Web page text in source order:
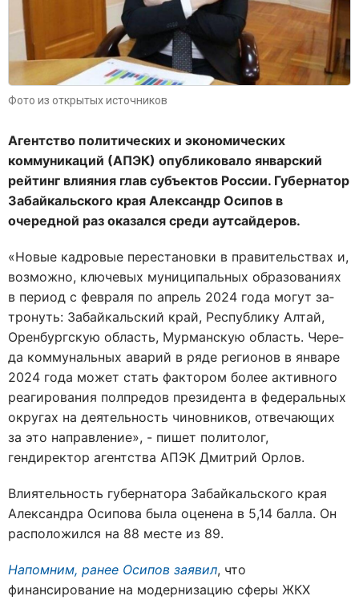
Фото из открытых источников
Агентство политических и экономических
коммуникаций (АПЭК) опубликовало январский
рейтинг влияния глав субъектов России. Губернатор
Забайкальского края Александр Осипов в
очередной раз оказался среди аутсайдеров.
«Но­вые кад­ро­вые пе­ре­ста­нов­ки в пра­ви­тель­ствах и,
воз­мож­но, клю­че­вых му­ни­ци­паль­ных об­ра­зо­ва­ни­ях
в пе­ри­од с фев­ра­ля по ап­рель 2024 года мо­гут за­
тро­нуть: За­бай­каль­ский край, Рес­пуб­ли­ку Ал­тай,
Орен­бург­скую об­ласть, Мур­ман­скую об­ласть. Че­ре­
да ком­му­наль­ных ава­рий в ряде ре­ги­о­нов в ян­ва­ре
2024 года мо­жет стать фак­то­ром бо­лее ак­тив­но­го
ре­а­ги­ро­ва­ния пол­пре­дов пре­зи­ден­та в фе­де­раль­ных
окру­гах на де­я­тель­ность чи­нов­ни­ков, от­ве­ча­ю­щих
за это на­прав­ле­ние», - пишет политолог,
гендиректор агентства АПЭК Дмитрий Орлов.
Влиятельность губернатора Забайкальского края
Александра Осипова была оценена в 5,14 балла. Он
расположился на 88 месте из 89.
Напомним, ранее Осипов заявил, что
финансирование на модернизацию сферы ЖКХ